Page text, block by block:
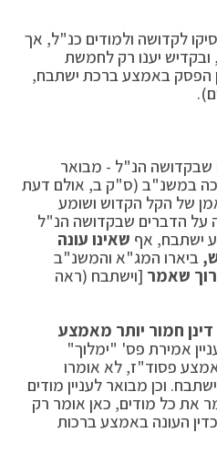
לקדושה ולמודים כנ"ל, אך
יענו רק לחמשת
הפסק באמצע ברכת ישתבח,
הנ"ל - מבואר
במשנ"ב (ס"ק ב, אולם דעת
של הקל הקדוש ושומע
על הדברים שבקדושה הנ"ל
ישתבח, אף שאינו עונה
ביארו המג"א והמשנ"ב
שאמר [וישתבח (ראה
דינן חמור יותר מאמצע
אמירת פס' "ימלוך"
פסוד"ז, לא אומרו
וכן מבואר לעניין מודים
את כל מודים, כאן אומר רק
העונה באמצע ברכות